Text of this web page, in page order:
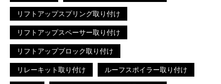
リフトアップスプリング取り付け
リフトアップスペーサー取り付け
リフトアップブロック取り付け
リレーキット取り付け ルーフスポイラー取り付け